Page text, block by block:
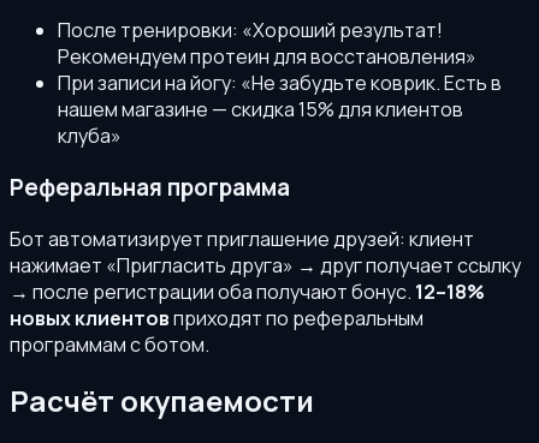
После тренировки: «Хороший результат!
Рекомендуем протеин для восстановления»
При записи на йогу: «Не забудьте коврик. Есть в
нашем магазине — скидка 15% для клиентов
клуба»
Реферальная программа
Бот автоматизирует приглашение друзей: клиент
нажимает «Пригласить друга» → друг получает ссылку
→ после регистрации оба получают бонус. 12–18%
новых клиентовприходят по реферальным
программам с ботом.
Расчёт окупаемости